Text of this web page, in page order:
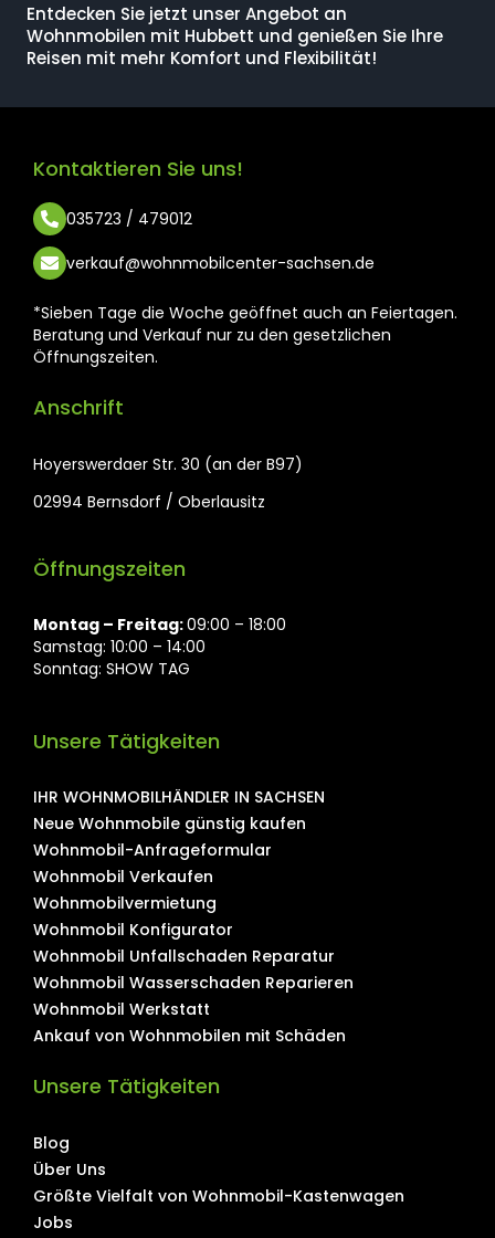
Entdecken Sie jetzt unser Angebot an
Wohnmobilen mit Hubbett und genießen Sie Ihre
Reisen mit mehr Komfort und Flexibilität!
Kontaktieren Sie uns!
035723 / 479012
verkauf@wohnmobilcenter-sachsen.de
*Sieben Tage die Woche geöffnet auch an Feiertagen.
Beratung und Verkauf nur zu den gesetzlichen
Öffnungszeiten.
Anschrift
Hoyerswerdaer Str. 30 (an der B97)
02994 Bernsdorf / Oberlausitz
Öffnungszeiten
Montag ⁠– Freitag:09:00 – 18:00
Samstag: 10:00 – 14:00
Sonntag: SHOW TAG
Unsere Tätigkeiten
IHR WOHNMOBILHÄNDLER IN SACHSEN
Neue Wohnmobile günstig kaufen
Wohnmobil-Anfrageformular
Wohnmobil Verkaufen
Wohnmobilvermietung
Wohnmobil Konfigurator
Wohnmobil Unfallschaden Reparatur
Wohnmobil Wasserschaden Reparieren
Wohnmobil Werkstatt
Ankauf von Wohnmobilen mit Schäden
Unsere Tätigkeiten
Blog
Über Uns
Größte Vielfalt von Wohnmobil-Kastenwagen
Jobs